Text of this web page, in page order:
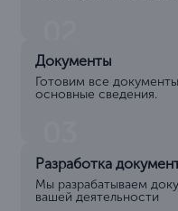
Документы
Готовим все
основные сведения.
Разработка
Мы разрабатываем
вашей деятельности